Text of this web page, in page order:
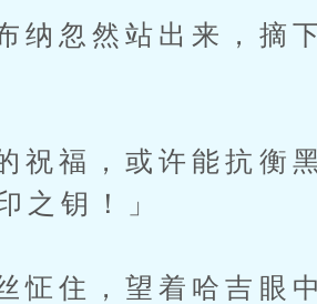
然站出来，摘下
，或许能抗衡黑
之钥！」
，望着哈吉眼中